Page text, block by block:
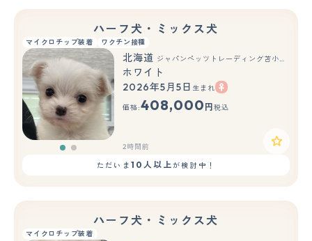
ハーフ犬・ミックス犬
マイクロチップ装着 ワクチン接種
もっと見る
北海道 ジャパンペッツトレーディング苫小牧中央店
ホワイト
2026年5月5日 生まれ
価格:408,000 円 税込
2時間前
ただいま 10人以上が検討中！
ハーフ犬・ミックス犬
マイクロチップ装着